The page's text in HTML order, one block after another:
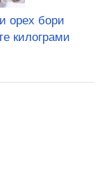
орех бори
килограми